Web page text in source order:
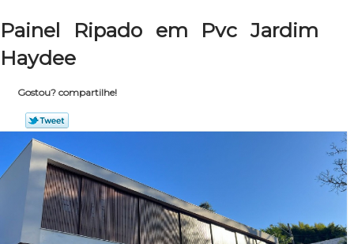
Painel Ripado em Pvc Jardim
Haydee
Gostou? compartilhe!